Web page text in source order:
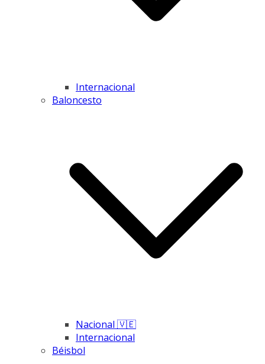
Internacional
Baloncesto
Nacional 🇻🇪
Internacional
Béisbol